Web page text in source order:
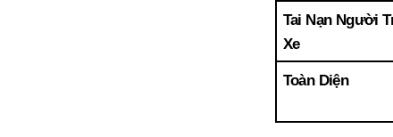
Tai Nạn Người
Xe
Toàn Diện